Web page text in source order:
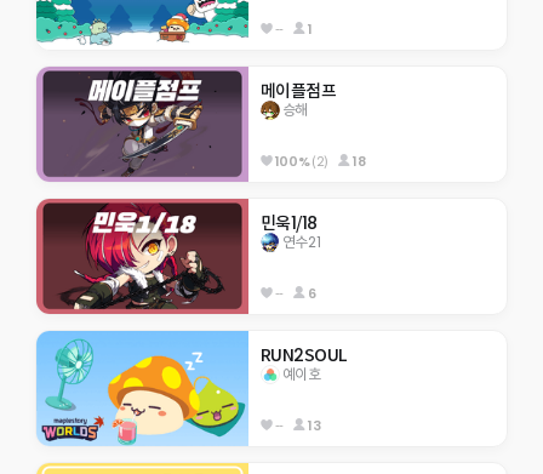
-- 1
메이플점프
승해
100%(2) 18
민욱1/18
연수21
-- 6
RUN2SOUL
예이호
-- 13